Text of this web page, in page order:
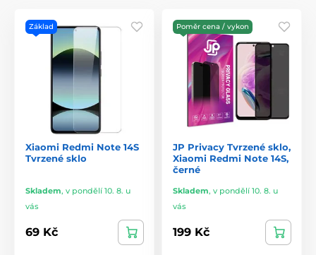
Základ
Xiaomi Redmi Note 14S
Tvrzené sklo
Skladem, v pondělí 10. 8. u
vás
69 Kč
Poměr cena / vykon
JP Privacy Tvrzené sklo,
Xiaomi Redmi Note 14S,
černé
Skladem, v pondělí 10. 8. u
vás
199 Kč